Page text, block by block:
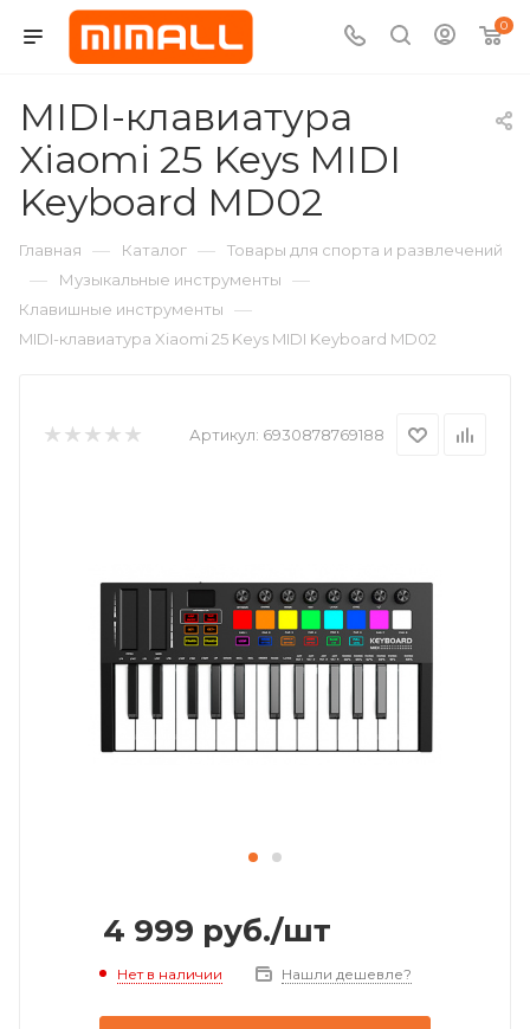
0
MIDI-клавиатура
Xiaomi 25 Keys MIDI
Keyboard MD02
Главная — Каталог — Товары для спорта и развлечений
— Музыкальные инструменты —
Клавишные инструменты —
MIDI-клавиатура Xiaomi 25 Keys MIDI Keyboard MD02
Артикул: 6930878769188
4 999 руб./шт
Нет в наличии Нашли дешевле?